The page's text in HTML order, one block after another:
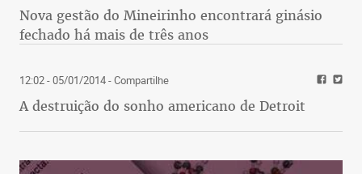
Nova gestão do Mineirinho encontrará ginásio
fechado há mais de três anos
12:02 - 05/01/2014- Compartilhe
A destruição do sonho americano de Detroit